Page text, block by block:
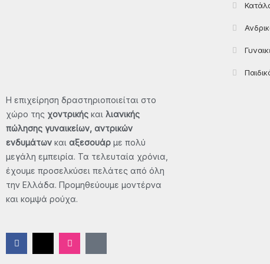
Η επιχείρηση δραστηριοποιείται στο
χώρο της χοντρικής και λιανικής
πώλησης γυναικείων, αντρικών
ενδυμάτων και αξεσουάρ με πολύ
μεγάλη εμπειρία. Τα τελευταία χρόνια,
έχουμε προσελκύσει πελάτες από όλη
την Ελλάδα. Προμηθεύουμε μοντέρνα
και κομψά ρούχα.
F
a
c
X
t
I
n
s
T
k